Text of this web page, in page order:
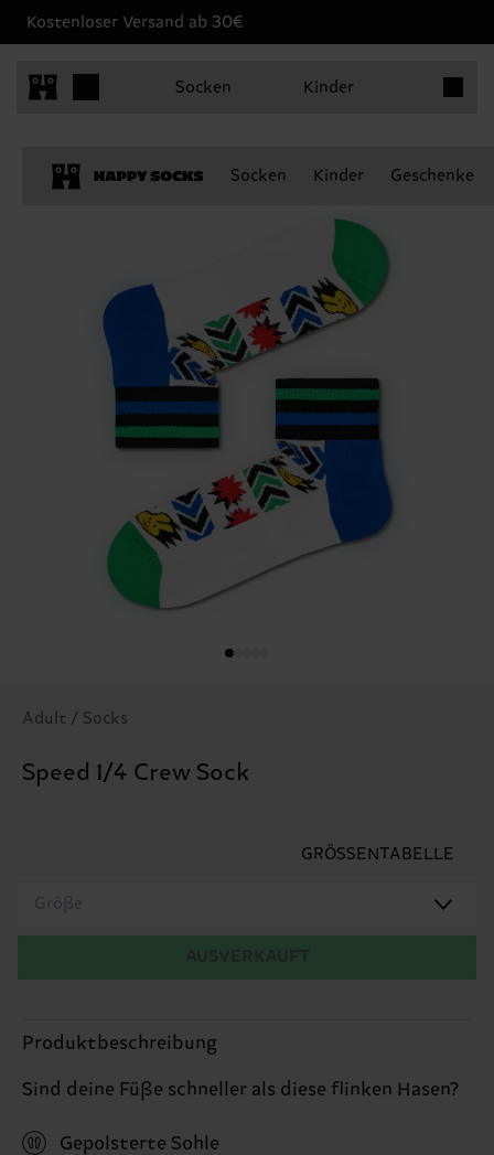
Kostenloser Versand ab 30€
Socken Kinder
Socken Kinder Geschenke
Adult / Socks
Speed 1/4 Crew Sock
GRÖSSENTABELLE
Größe
Produktbeschreibung
Sind deine Füße schneller als diese flinken Hasen?
Gepolsterte Sohle